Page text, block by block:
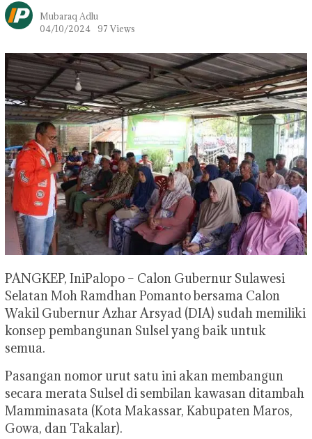
Mubaraq Adlu
04/10/2024
97 Views
PANGKEP, IniPalopo – Calon Gubernur Sulawesi
Selatan Moh Ramdhan Pomanto bersama Calon
Wakil Gubernur Azhar Arsyad (DIA) sudah memiliki
konsep pembangunan Sulsel yang baik untuk
semua.
Pasangan nomor urut satu ini akan membangun
secara merata Sulsel di sembilan kawasan ditambah
Mamminasata (Kota Makassar, Kabupaten Maros,
Gowa, dan Takalar).